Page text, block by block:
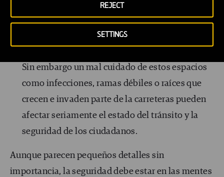
SETTINGS
REJECT
Gestión de jardines:todos disfrutamos de los
espacios verdes en la ciudad, desde parques,
Sin embargo un mal cuidado de estos espacios
como infecciones, ramas débiles o raíces que
crecen e invaden parte de la carreteras pueden
afectar seriamente el estado del tránsito y la
seguridad de los ciudadanos.
Aunque parecen pequeños detalles sin
importancia, la seguridad debe estar en las mentes